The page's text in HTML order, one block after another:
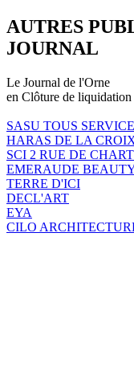
AUTRES
JOURNAL
Le Journal de l'Orne
en Clôture de liquidation
SASU TOUS
HARAS DE LA
SCI 2 RUE DE
EMERAUDE
TERRE D'ICI
DECL'ART
EYA
CILO